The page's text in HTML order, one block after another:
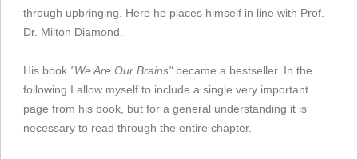
through upbringing. Here he places himself in line with Prof.
Dr. Milton Diamond.
His book "We Are Our Brains"became a bestseller. In the
following I allow myself to include a single very important
page from his book, but for a general understanding it is
necessary to read through the entire chapter.